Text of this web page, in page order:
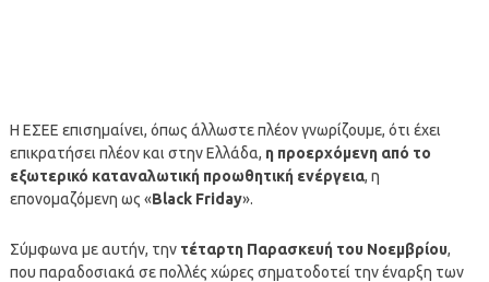
Η ΕΣΕΕ επισημαίνει, όπως άλλωστε πλέον γνωρίζουμε, ότι έχει
επικρατήσει πλέον και στην Ελλάδα, η προερχόμενη από το
εξωτερικό καταναλωτική προωθητική ενέργεια, η
επονομαζόμενη ως «Black Friday».
Σύμφωνα με αυτήν, την τέταρτη Παρασκευή του Νοεμβρίου,
που παραδοσιακά σε πολλές χώρες σηματοδοτεί την έναρξη των